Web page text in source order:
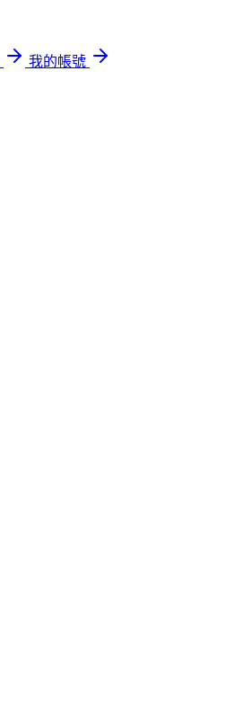
我的帳號